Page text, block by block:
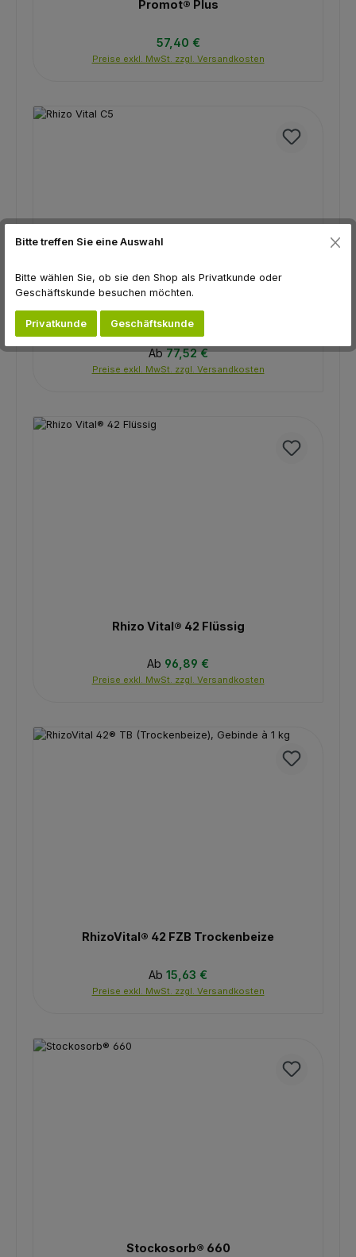
Promot® Plus
Regulärer Preis:
57,40 €
Preise exkl. MwSt. zzgl. Versandkosten
Rhizo Vital C5
Regulärer Preis:
Ab77,52 €
Preise exkl. MwSt. zzgl. Versandkosten
Rhizo Vital® 42 Flüssig
Regulärer Preis:
Ab 96,89 €
Preise exkl. MwSt. zzgl. Versandkosten
RhizoVital® 42 FZB Trockenbeize
Regulärer Preis:
Ab 15,63 €
Preise exkl. MwSt. zzgl. Versandkosten
Stockosorb® 660
Bitte treffen Sie eine Auswahl
Bitte wählen Sie, ob sie den Shop als Privatkunde oder
Geschäftskunde besuchen möchten.
Privatkunde Geschäftskunde